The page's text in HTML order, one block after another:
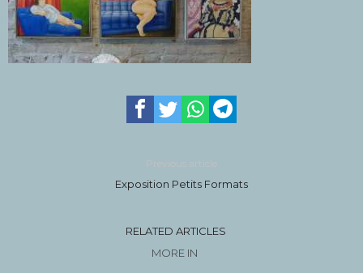
Previous article
Exposition Petits Formats
RELATED ARTICLES
MORE IN